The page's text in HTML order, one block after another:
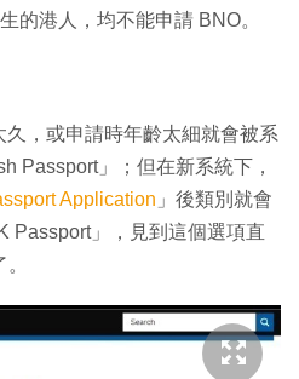
的港人，均不能申請 BNO。
，或申請時年齡太細就會被系
Passport」；但在新系統下，
Application 」後類別就會
Passport」，見到這個選項直